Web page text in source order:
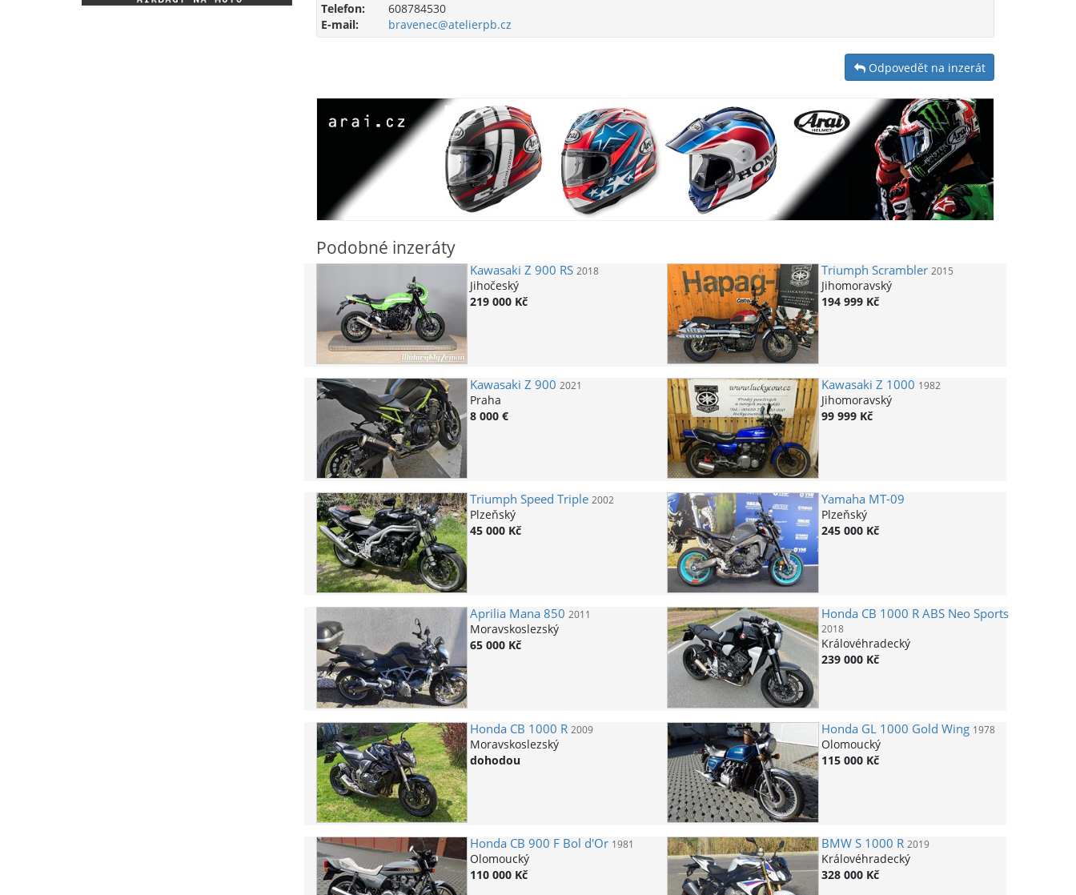
Telefon:
608784530
E-mail:
bravenec@atelierpb.cz
Odpovedět na inzerát
Podobné inzeráty
Kawasaki Z 900 RS 2018
Jihočeský
219 000 Kč
Triumph Scrambler 2015
Jihomoravský
194 999 Kč
Kawasaki Z 900 2021
Praha
8 000 €
Kawasaki Z 1000 1982
Jihomoravský
99 999 Kč
Triumph Speed Triple 2002
Plzeňský
45 000 Kč
Yamaha MT-09
Plzeňský
245 000 Kč
Aprilia Mana 850 2011
Moravskoslezský
65 000 Kč
Honda CB 1000 R ABS Neo Sports
2018
Královéhradecký
239 000 Kč
Honda CB 1000 R 2009
Moravskoslezský
dohodou
Honda GL 1000 Gold Wing 1978
Olomoucký
115 000 Kč
Honda CB 900 F Bol d'Or 1981
Olomoucký
110 000 Kč
BMWS 1000 R 2019
Královéhradecký
328 000 Kč